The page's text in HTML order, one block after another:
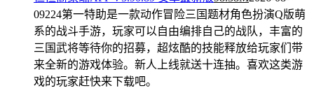
09224第一特助是一款动作冒险三国题材角色扮演Q版萌
系的战斗手游，玩家可以自由编排自己的战队，丰富的
三国武将等待你的招募，超炫酷的技能释放给玩家们带
来全新的游戏体验。新人上线就送十连抽。喜欢这类游
戏的玩家赶快来下载吧。